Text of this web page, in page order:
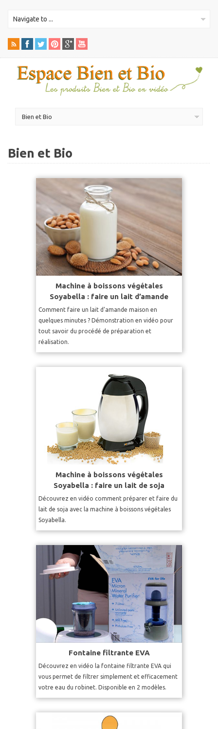
Bien et Bio
Machine à boissons végétales
Soyabella : faire un lait d’amande
Comment faire un lait d’amande maison en
quelques minutes ? Démonstration en vidéo pour
tout savoir du procédé de préparation et
réalisation.
Machine à boissons végétales
Soyabella : faire un lait de soja
Découvrez en vidéo comment préparer et faire du
lait de soja avec la machine à boissons végétales
Soyabella.
Fontaine filtrante EVA
Découvrez en vidéo la fontaine filtrante EVA qui
vous permet de filtrer simplement et efficacement
votre eau du robinet. Disponible en 2 modèles.